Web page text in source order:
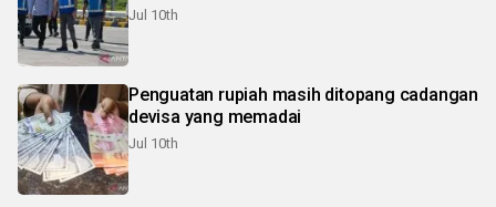
Jul 10th
Penguatan rupiah masih ditopang cadangan
devisa yang memadai
Jul 10th